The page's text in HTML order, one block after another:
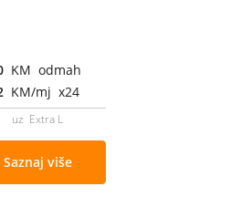
KM odmah
KM/mj x24
uz Extra L
Saznaj više